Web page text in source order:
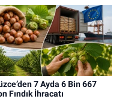
7 Ayda 6 Bin 667
Fındık İhracatı